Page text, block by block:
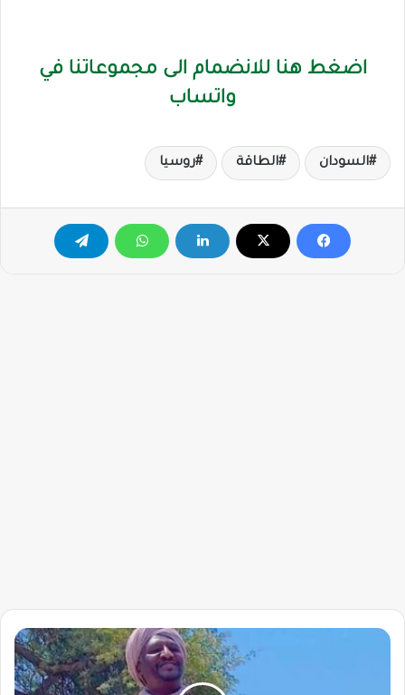
اضغط هنا للانضمام الى مجموعاتنا في
واتساب
السودان الطاقة روسيا
الإدارات